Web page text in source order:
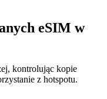
eSIM w
kontrolując kopie
z hotspotu.